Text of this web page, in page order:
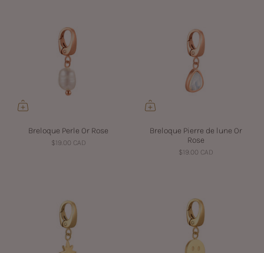
Breloque Perle Or Rose
$19.00 CAD
Breloque Pierre de lune Or
Rose
$19.00 CAD